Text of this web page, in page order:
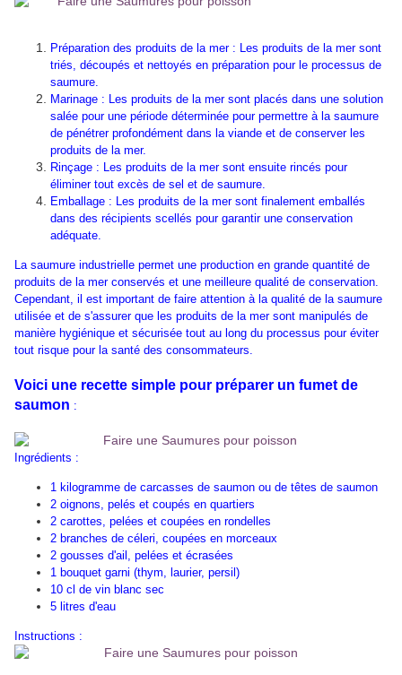
Préparation des produits de la mer : Les produits de la mer sont
triés, découpés et nettoyés en préparation pour le processus de
saumure.
Marinage : Les produits de la mer sont placés dans une solution
salée pour une période déterminée pour permettre à la saumure
de pénétrer profondément dans la viande et de conserver les
produits de la mer.
Rinçage : Les produits de la mer sont ensuite rincés pour
éliminer tout excès de sel et de saumure.
Emballage : Les produits de la mer sont finalement emballés
dans des récipients scellés pour garantir une conservation
adéquate.
La saumure industrielle permet une production en grande quantité de
produits de la mer conservés et une meilleure qualité de conservation.
Cependant, il est important de faire attention à la qualité de la saumure
utilisée et de s'assurer que les produits de la mer sont manipulés de
manière hygiénique et sécurisée tout au long du processus pour éviter
tout risque pour la santé des consommateurs.
Voici une recette simple pour préparer un fumet de
saumon :
Ingrédients :
1 kilogramme de carcasses de saumon ou de têtes de saumon
2 oignons, pelés et coupés en quartiers
2 carottes, pelées et coupées en rondelles
2 branches de céleri, coupées en morceaux
2 gousses d'ail, pelées et écrasées
1 bouquet garni (thym, laurier, persil)
10 cl de vin blanc sec
5 litres d'eau
Instructions :